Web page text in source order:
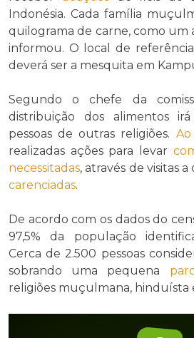
Indonésia. Cada família
quilograma de carne, como um
informou. O local de
deverá ser a mesquita em
Segundo o chefe da
distribuição dos alimentos
pessoas de outras religiões.
realizadas ações para levar
necessitadas, através de visitas
carenciadas.
De acordo com os dados do
97,5% da população
Cerca de 2.500 pessoas
sobrando uma pequena
religiões muçulmana, hinduísta